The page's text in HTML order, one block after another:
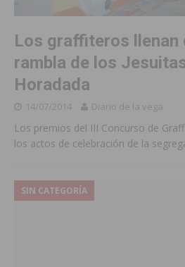
Los graffiteros llenan
rambla de los
Horadada
14/07/2014 Diario de la vega
Los premios del III Concurso de
los actos de celebración de la
SIN CATEGORÍA